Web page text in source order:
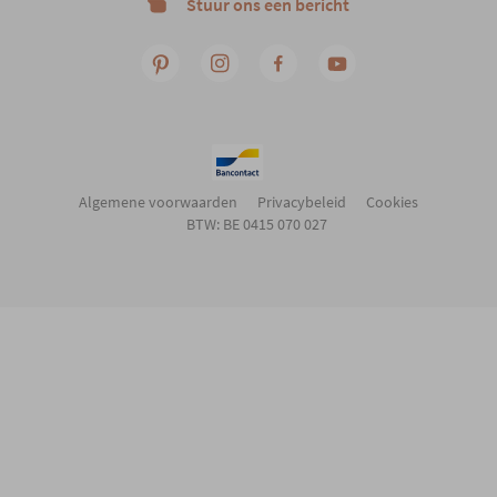
Algemene voorwaarden Privacybeleid
Cookies
BTW: BE 0415 070 027